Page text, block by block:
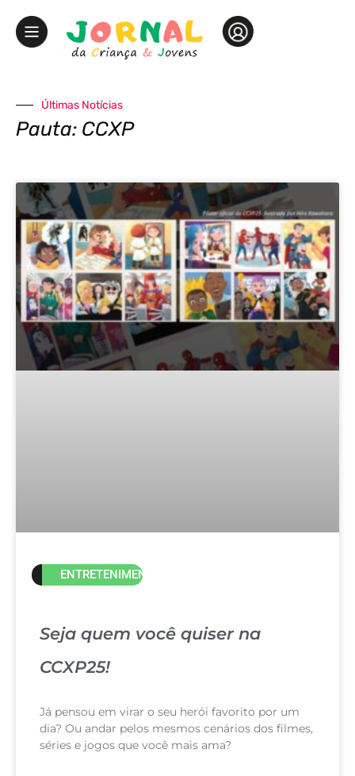
Últimas Notícias
Pauta: CCXP
ENTRETENIMENTO
Seja quem você quiser na
CCXP25!
Já pensou em virar o seu herói favorito por um
dia? Ou andar pelos mesmos cenários dos filmes,
séries e jogos que você mais ama?